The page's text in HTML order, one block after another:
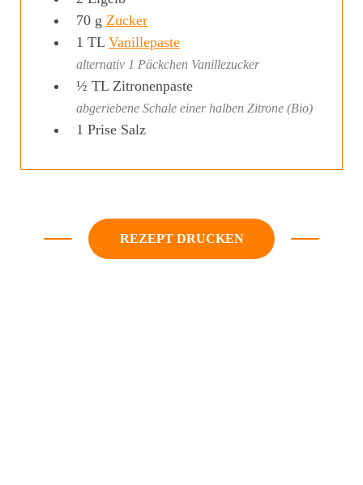
70 g Zucker
1 TL Vanillepaste
alternativ 1 Päckchen Vanillezucker
½ TL Zitronenpaste
abgeriebene Schale einer halben Zitrone (Bio)
1 Prise Salz
REZEPT DRUCKEN